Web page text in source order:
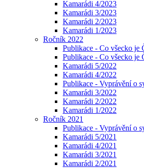
Kamarádi 4/2023
Kamarádi 3/2023
Kamarádi 2/2023
Kamarádi 1/2023
Ročník 2022
Publikace - Co všecko je
Publikace - Co všecko je
Kamarádi 5/2022
Kamarádi 4/2022
Publikace - Vyprávění o
Kamarádi 3/2022
Kamarádi 2/2022
Kamarádi 1/2022
Ročník 2021
Publikace - Vyprávění o
Kamarádi 5/2021
Kamarádi 4/2021
Kamarádi 3/2021
Kamarádi 2/2021